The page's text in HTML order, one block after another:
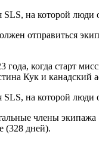
отправиться
когда старт
Кук и канадский
члены
(328 дней).